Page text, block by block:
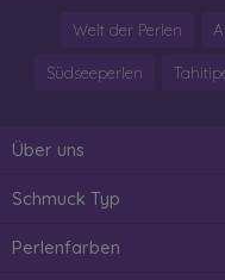
Welt der Perlen
Südseeperlen
Über uns
Schmuck Typ
Perlenfarben